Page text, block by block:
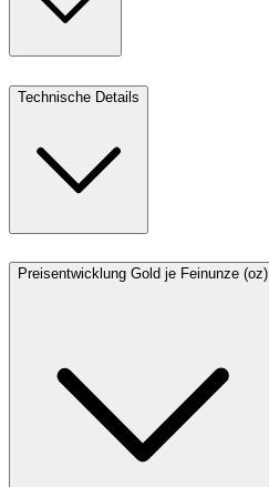
Technische Details
Preisentwicklung Gold je Feinunze (oz)